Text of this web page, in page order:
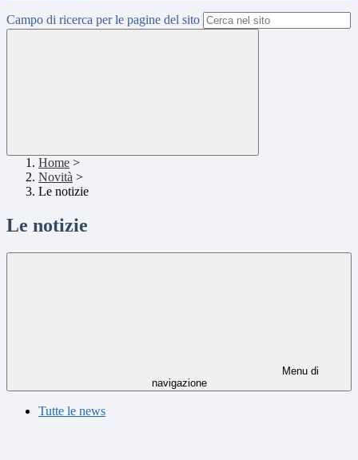
Campo di ricerca per le pagine del sito
Home >
Novità >
Le notizie
Le notizie
Menu di
navigazione
Tutte le news